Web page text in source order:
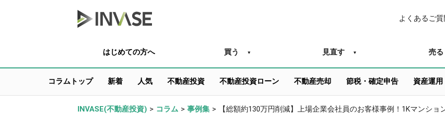
よくあるご
はじめての方へ 買う 見直す 売る
コラムトップ 新着 人気 不動産投資 不動産投資ローン 不動産売却 節税・確定申告 資産運用
INVASE(不動産投資) > コラム > 事例集 >